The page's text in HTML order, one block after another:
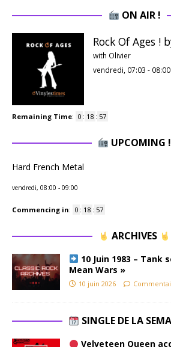
ON AIR !
Rock Of Ages !
with Olivier
vendredi, 07:03 - 08:00
Remaining Time: 0 : 18 : 57
UPCOMING !
Hard French Metal
vendredi, 08:00 - 09:00
Commencing in: 0 : 18 : 57
ARCHIVES
10 Juin 1983 – Tank
Mean Wars »
10 juin 2026
SINGLE DE LA
Velveteen Queen